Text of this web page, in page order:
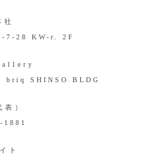
社
7-28 KW-r. 2F
briq SHINSO BLDG
表）
ト